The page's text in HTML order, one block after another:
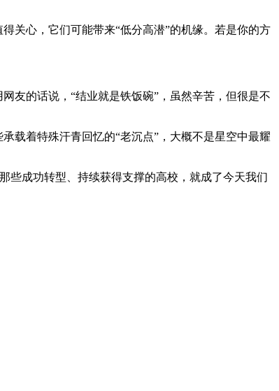
关心，它们可能带来“低分高潜”的机缘。若是你的方
友的话说，“结业就是铁饭碗”，虽然辛苦，但很是不
载着特殊汗青回忆的“老沉点”，大概不是星空中最耀
些成功转型、持续获得支撑的高校，就成了今天我们